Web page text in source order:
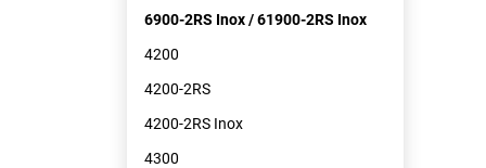
6900-2RS Inox / 61900-2RS Inox
4200
4200-2RS
4200-2RS Inox
4300